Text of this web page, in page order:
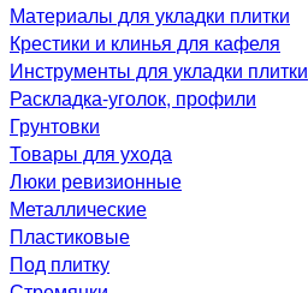
Материалы для укладки плитки
Крестики и клинья для кафеля
Инструменты для укладки плитки
Раскладка-уголок, профили
Грунтовки
Товары для ухода
Люки ревизионные
Металлические
Пластиковые
Под плитку